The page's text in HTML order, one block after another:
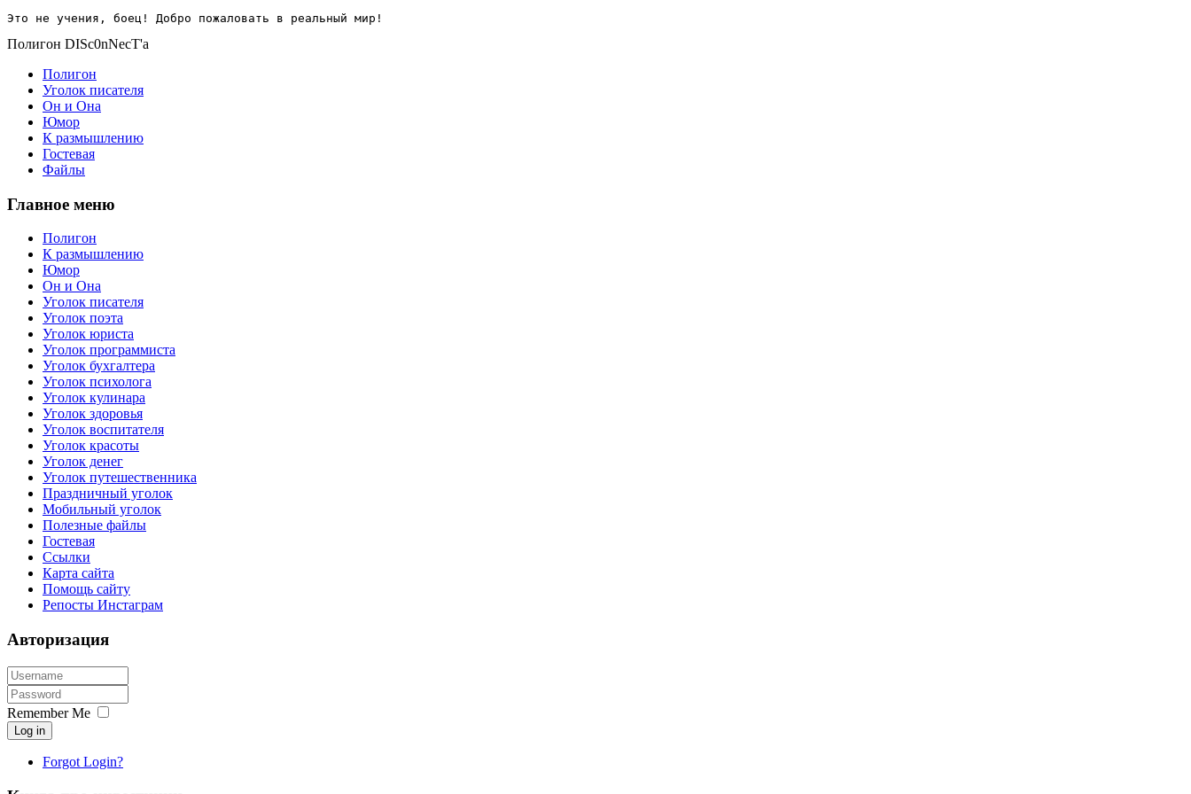
Это не учения, боец! Добро пожаловать в реальный мир!
Полигон DISc0nNecT'a
Полигон
Уголок писателя
Он и Она
Юмор
К размышлению
Гостевая
Файлы
Главное меню
Полигон
К размышлению
Юмор
Он и Она
Уголок писателя
Уголок поэта
Уголок юриста
Уголок программиста
Уголок бухгалтера
Уголок психолога
Уголок кулинара
Уголок здоровья
Уголок воспитателя
Уголок красоты
Уголок денег
Уголок путешественника
Праздничный уголок
Мобильный уголок
Полезные файлы
Гостевая
Ссылки
Карта сайта
Помощь сайту
Репосты Инстаграм
Авторизация
Remember Me
Log in
Forgot Login?